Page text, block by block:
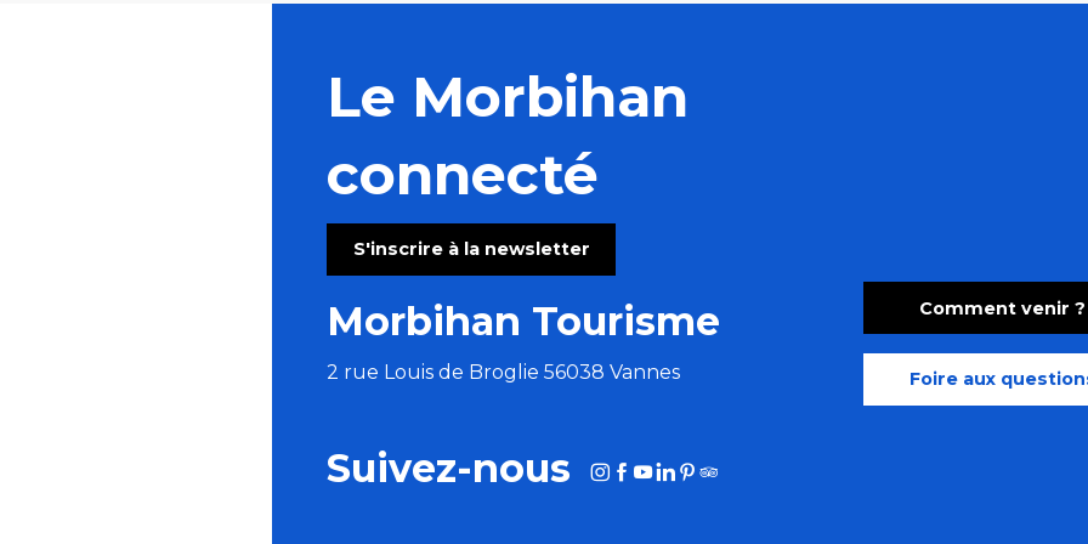
Le Morbihan
connecté
S'inscrire à la newsletter
Morbihan Tourisme
2 rue Louis de Broglie 56038 Vannes
Comment venir ?
Foire aux
Suivez-nous